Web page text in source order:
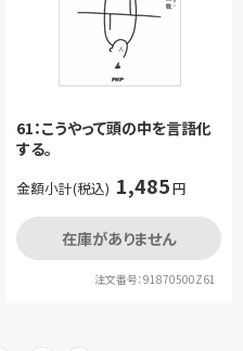
61：こうやって頭の中を言語化
する。
金額小計(税込) 1,485円
在庫がありません
注文番号：91870500Z61